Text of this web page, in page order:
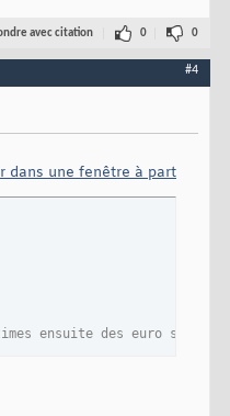
avec citation 0 0
#4
dans une fenêtre à part
ensuite des euro si